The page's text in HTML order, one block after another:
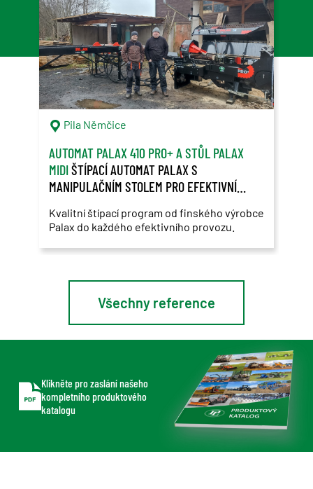
Pila Němčice
AUTOMAT PALAX 410 PRO+ A STŮL PALAX
MIDI
MANIPULAČNÍM STOLEM PRO EFEKTIVNÍ
Kvalitní štípací program od finského výrobce
Palax do každého efektivního provozu.
Všechny reference
Klikněte pro zaslání našeho
kompletního produktového
katalogu